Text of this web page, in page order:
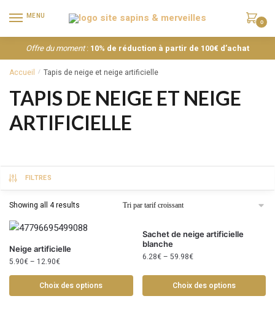
MENU
0
Offre du moment: 10% de réduction à partir de 100€ d’achat
Accueil / Tapis de neige et neige artificielle
TAPIS DE NEIGE ET NEIGE
ARTIFICIELLE
FILTRES
Showing all 4 results
Neige artificielle
5.90€– 12.90€
Choix des options
Sachet de neige artificielle
blanche
6.28€– 59.98€
Choix des options